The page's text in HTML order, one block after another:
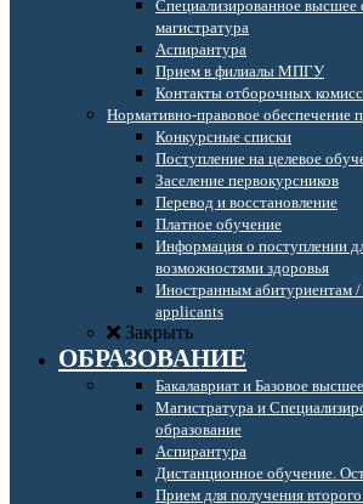
Специализированное высшее
магистратура
Аспирантура
Прием в филиалы МПГУ
Контакты отборочных
Нормативно-правовое обеспечение
Конкурсные списки
Поступление на целевое
Заселение первокурсников
Перевод и восстановление
Платное обучение
Информация о поступлении
возможностями здоровья
Иностранным абитуриентам
applicants
Закрыть
ОБРАЗОВАНИЕ
Бакалавриат и Базовое
Магистратура и
образование
Аспирантура
Дистанционное обучение.
Прием для получения